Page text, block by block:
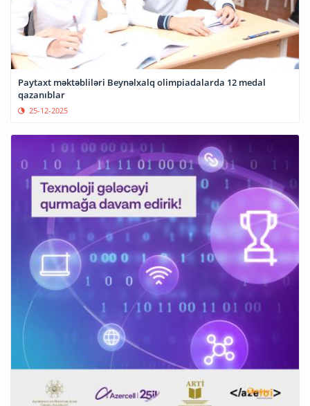
Paytaxt məktəbliləri Beynəlxalq olimpiadalarda 12 medal
qazanıblar
25-12-2025